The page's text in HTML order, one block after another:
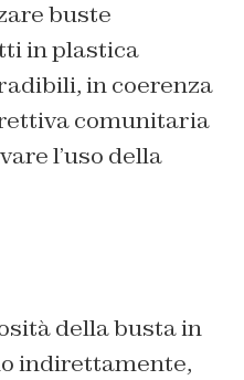
buste
in plastica
in coerenza
comunitaria
l’uso della
della busta in
indirettamente,